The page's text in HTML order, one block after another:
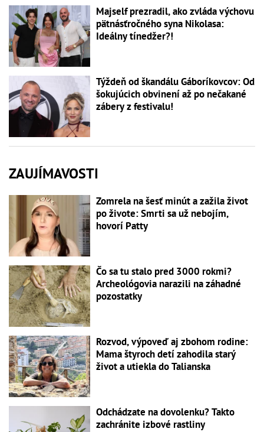
Majself prezradil, ako zvláda výchovu
pätnásťročného syna Nikolasa:
Ideálny tínedžer?!
Týždeň od škandálu Gáboríkovcov: Od
šokujúcich obvinení až po nečakané
zábery z festivalu!
ZAUJÍMAVOSTI
Zomrela na šesť minút a zažila život
po živote: Smrti sa už nebojím,
hovorí Patty
Čo sa tu stalo pred 3000 rokmi?
Archeológovia narazili na záhadné
pozostatky
Rozvod, výpoveď aj zbohom rodine:
Mama štyroch detí zahodila starý
život a utiekla do Talianska
Odchádzate na dovolenku? Takto
zachránite izbové rastliny